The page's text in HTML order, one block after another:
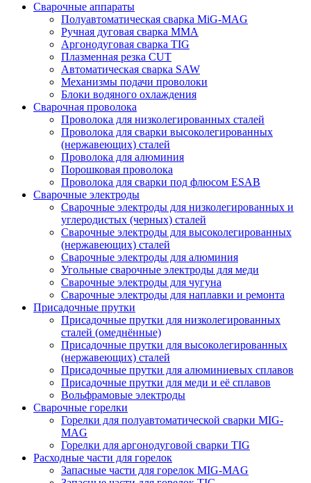
Сварочные аппараты
Полуавтоматическая сварка MiG-MAG
Ручная дуговая сварка MMA
Аргонодуговая сварка TIG
Плазменная резка CUT
Автоматическая сварка SAW
Механизмы подачи проволоки
Блоки водяного охлаждения
Сварочная проволока
Проволока для низколегированных сталей
Проволока для сварки высоколегированных
(нержавеющих) сталей
Проволока для алюминия
Порошковая проволока
Проволока для сварки под флюсом ESAB
Сварочные электроды
Сварочные электроды для низколегированных и
углеродистых (черных) сталей
Сварочные электроды для высоколегированных
(нержавеющих) сталей
Сварочные электроды для алюминия
Угольные сварочные электроды для меди
Сварочные электроды для чугуна
Сварочные электроды для наплавки и ремонта
Присадочные прутки
Присадочные прутки для низколегированных
сталей (омеднённые)
Присадочные прутки для высоколегированных
(нержавеющих) сталей
Присадочные прутки для алюминиевых сплавов
Присадочные прутки для меди и её сплавов
Вольфрамовые электроды
Сварочные горелки
Горелки для полуавтоматической сварки MIG-
MAG
Горелки для аргонодуговой сварки TIG
Расходные части для горелок
Запасные части для горелок MIG-MAG